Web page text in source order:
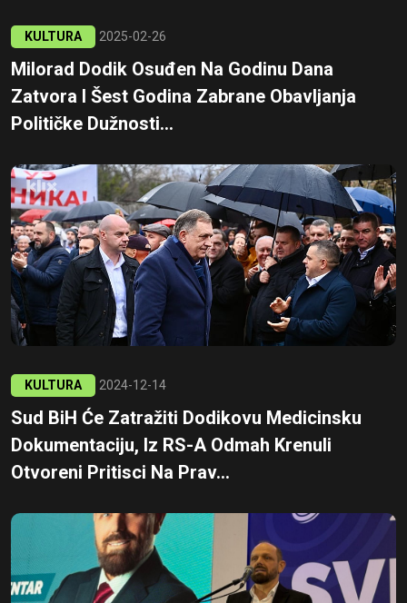
KULTURA 2025-02-26
Milorad Dodik Osuđen Na Godinu Dana
Zatvora I Šest Godina Zabrane Obavljanja
Političke Dužnosti...
KULTURA 2024-12-14
Sud BiH Će Zatražiti Dodikovu Medicinsku
Dokumentaciju, Iz RS-A Odmah Krenuli
Otvoreni Pritisci Na Prav...